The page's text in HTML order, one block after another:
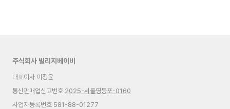
주식회사 빌리지베이비
대표이사 이정윤
통신판매업신고번호 2025-서울영등포-0160
사업자등록번호 581-88-01277